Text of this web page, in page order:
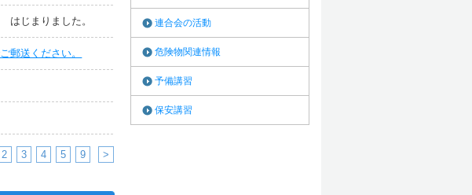
じまりました。
送ください。
2 3 4 5 9 >
連合会の活動
危険物関連情報
予備講習
保安講習